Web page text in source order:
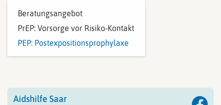
Beratungsangebot
PrEP: Vorsorge vor Risiko-Kontakt
PEP: Postexpositionsprophylaxe
Aidshilfe Saar